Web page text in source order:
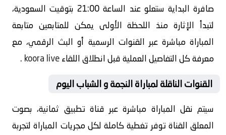
صافرة البداية ستعلو عند الساعة 21:00 بتوقيت السعودية،
لتبدأ الإثارة منذ اللحظة الأولى يمكن للمتابعين متابعة
المباراة مباشرة عبر القنوات الرسمية أو البث الرقمي، مع
معرفة كل التفاصيل العملية قبل انطلاق اللقاءkoora live
.
القنوات الناقلة لمباراة النجمة و الشباب اليوم
سيتم نقل المباراة مباشرة عبر قناة تطبيق ثمانية، بصوت
المعلق القناة توفر تغطية كاملة لكل مجريات المباراة لتجربة